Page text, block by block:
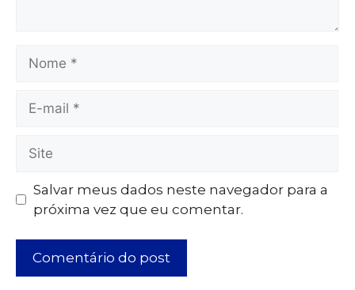
Salvar meus dados neste navegador para a
próxima vez que eu comentar.